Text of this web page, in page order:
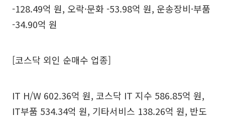
-128.49억 원, 오락·문화 -53.98억 원, 운송장비·부품
-34.90억 원
[코스닥 외인 순매수 업종]
IT H/W 602.36억 원, 코스닥 IT 지수 586.85억 원,
IT부품 534.34억 원, 기타서비스 138.26억 원, 반도